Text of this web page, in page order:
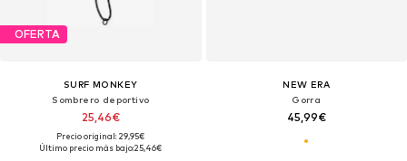
OFERTA
SURF MONKEY
Sombrero deportivo
25,46€
Precio original: 29,95€
Último precio más bajo:25,46€
NEW ERA
Gorra
45,99€